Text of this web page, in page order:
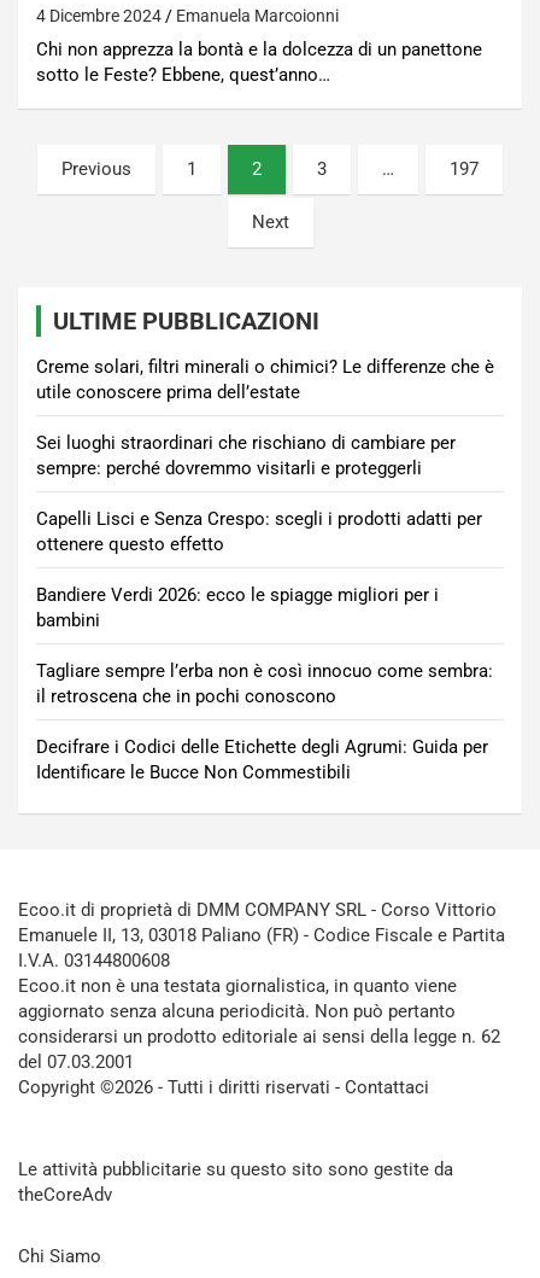
4 Dicembre 2024 Emanuela Marcoionni
Chi non apprezza la bontà e la dolcezza di un panettone
sotto le Feste? Ebbene, quest’anno…
Paginazione
degli
Previous 1 2 3 … 197
Next
ULTIME PUBBLICAZIONI
Creme solari, filtri minerali o chimici? Le differenze che è
utile conoscere prima dell’estate
Sei luoghi straordinari che rischiano di cambiare per
sempre: perché dovremmo visitarli e proteggerli
Capelli Lisci e Senza Crespo: scegli i prodotti adatti per
ottenere questo effetto
Bandiere Verdi 2026: ecco le spiagge migliori per i
bambini
Tagliare sempre l’erba non è così innocuo come sembra:
il retroscena che in pochi conoscono
Decifrare i Codici delle Etichette degli Agrumi: Guida per
Identificare le Bucce Non Commestibili
Ecoo.it di proprietà di DMM COMPANY SRL - Corso Vittorio
Emanuele II, 13, 03018 Paliano (FR) - Codice Fiscale e Partita
I.V.A. 03144800608
Ecoo.it non è una testata giornalistica, in quanto viene
aggiornato senza alcuna periodicità. Non può pertanto
considerarsi un prodotto editoriale ai sensi della legge n. 62
del 07.03.2001
Copyright ©2026 - Tutti i diritti riservati - Contattaci
Le attività pubblicitarie su questo sito sono gestite da
theCoreAdv
Chi Siamo